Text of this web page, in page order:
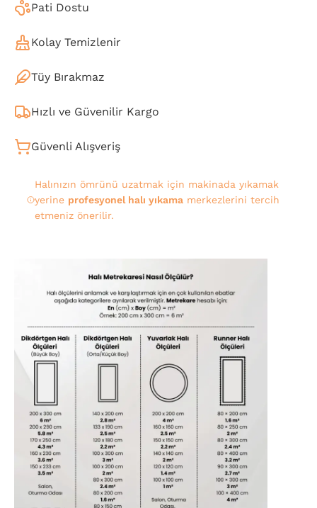
Pati Dostu
Kolay Temizlenir
Tüy Bırakmaz
Hızlı ve Güvenilir Kargo
Güvenli Alışveriş
Halınızın ömrünü uzatmak için makinada yıkamak
yerine profesyonel halı yıkamamerkezlerini tercih
etmeniz önerilir.